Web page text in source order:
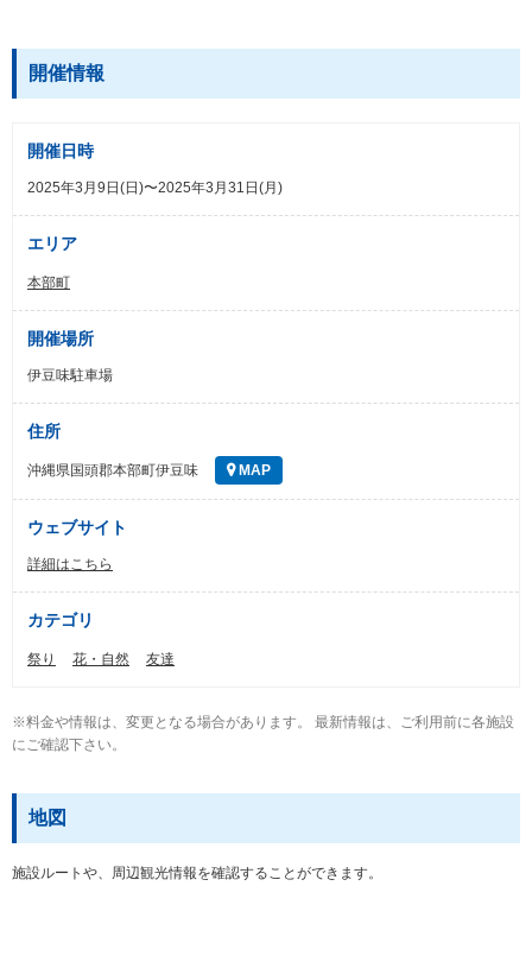
開催情報
開催日時
2025年3月9日(日)〜2025年3月31日(月)
エリア
本部町
開催場所
伊豆味駐車場
住所
沖縄県国頭郡本部町伊豆味 MAP
ウェブサイト
詳細はこちら
カテゴリ
祭り 花・自然 友達
※料金や情報は、変更となる場合があります。 最新情報は、ご利用前に各施設
にご確認下さい。
地図
施設ルートや、周辺観光情報を確認することができます。